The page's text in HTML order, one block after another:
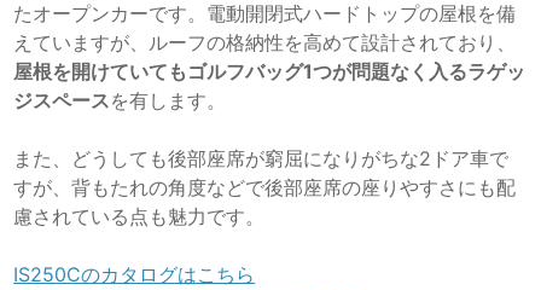
たオープンカーです。電動開閉式ハードトップの屋根を備
えていますが、ルーフの格納性を高めて設計されており、
屋根を開けていてもゴルフバッグ1つが問題なく入るラゲッ
ジスペースを有します。
また、どうしても後部座席が窮屈になりがちな2ドア車で
すが、背もたれの角度などで後部座席の座りやすさにも配
慮されている点も魅力です。
IS250Cのカタログはこちら